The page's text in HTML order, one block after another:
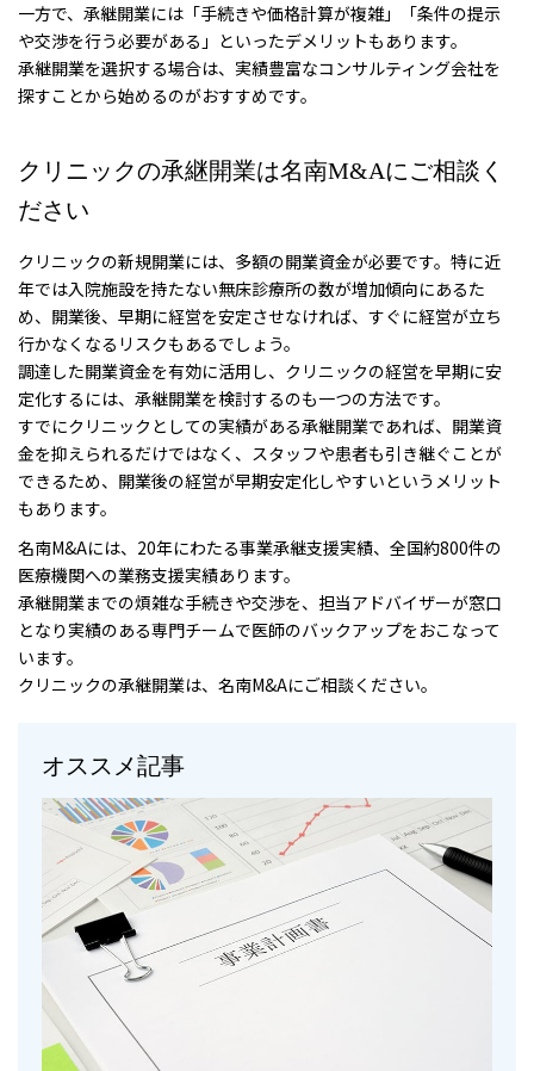
一方で、承継開業には「手続きや価格計算が複雑」「条件の提示
や交渉を行う必要がある」といったデメリットもあります。
承継開業を選択する場合は、実績豊富なコンサルティング会社を
探すことから始めるのがおすすめです。
クリニックの承継開業は名南M&Aにご相談く
ださい
クリニックの新規開業には、多額の開業資金が必要です。特に近
年では入院施設を持たない無床診療所の数が増加傾向にあるた
め、開業後、早期に経営を安定させなければ、すぐに経営が立ち
行かなくなるリスクもあるでしょう。
調達した開業資金を有効に活用し、クリニックの経営を早期に安
定化するには、承継開業を検討するのも一つの方法です。
すでにクリニックとしての実績がある承継開業であれば、開業資
金を抑えられるだけではなく、スタッフや患者も引き継ぐことが
できるため、開業後の経営が早期安定化しやすいというメリット
もあります。
名南M&Aには、20年にわたる事業承継支援実績、全国約800件の
医療機関への業務支援実績あります。
承継開業までの煩雑な手続きや交渉を、担当アドバイザーが窓口
となり実績のある専門チームで医師のバックアップをおこなって
います。
クリニックの承継開業は、名南M&Aにご相談ください。
オススメ記事